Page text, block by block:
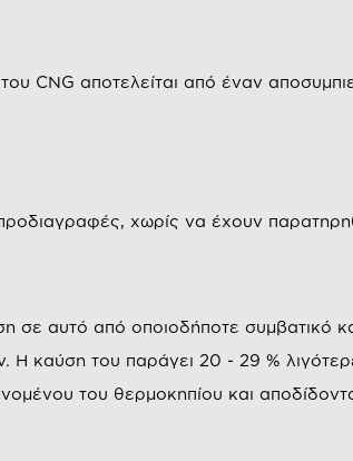
αποτελείται από έναν
χωρίς να έχουν
σε αυτό από οποιοδήποτε συμβατικό
Η καύση του παράγει 20 - 29 %
του θερμοκηπίου και